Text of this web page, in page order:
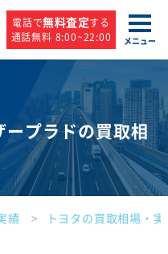
電話で無料査定する
通話無料 8:00~22:00
メニュー
ープラドの買取相
績 トヨタの買取相場・